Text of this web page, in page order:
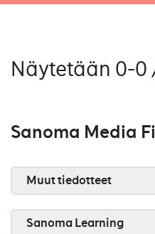
Näytetään 0-0
Sanoma Media
Muut tiedotteet
Sanoma Learning